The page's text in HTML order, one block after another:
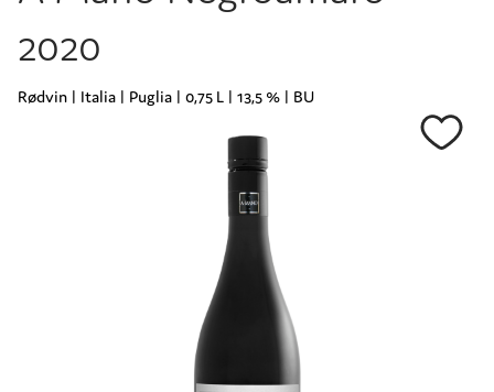
2020
Rødvin | Italia | Puglia | 0,75 L | 13,5 % | BU